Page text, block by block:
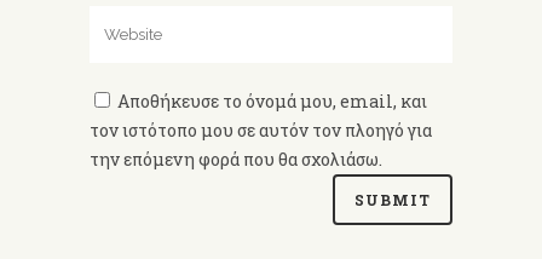
Αποθήκευσε το όνομά μου, email, και
τον ιστότοπο μου σε αυτόν τον πλοηγό για
την επόμενη φορά που θα σχολιάσω.